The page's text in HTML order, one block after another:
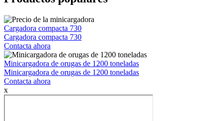
Cargadora compacta 730
Cargadora compacta 730
Contacta ahora
Minicargadora de orugas de 1200 toneladas
Minicargadora de orugas de 1200 toneladas
Contacta ahora
x